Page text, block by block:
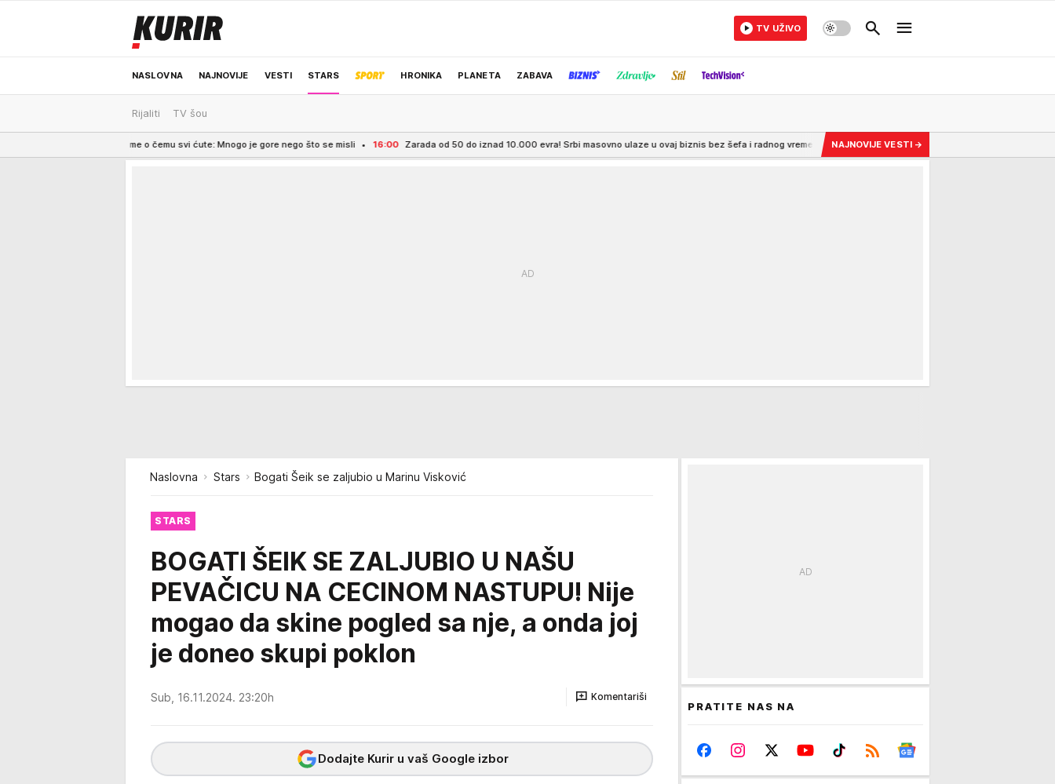
NASLOVNA NAJNOVIJE VESTI STARS HRONIKA PLANETA ZABAVA
ODRŽIVA BUDUĆNOST
TV UŽIVO
Rijaliti TV šou
o onome o čemu svi ćute: Mnogo je gore nego što se misli 16:00 Zarada od 50 do iznad 10.000 evra! Srbi masovno ulaze u ovaj biznis bez šefa i radnog vremena! 16:00 Mesec nam više nije isti! Deo rakete Ilona Maska zabio se i
NAJNOVIJE VESTI →
Naslovna Stars Bogati Šeik se zaljubio u Marinu Visković
STARS
BOGATI ŠEIK SE ZALJUBIO U NAŠU
PEVAČICU NA CECINOM NASTUPU! Nije
mogao da skine pogled sa nje, a onda joj
je doneo skupi poklon
Sub, 16.11.2024. 23:20h Komentariši
Dodajte Kurir u vaš Google izbor
PRATITE NAS NA